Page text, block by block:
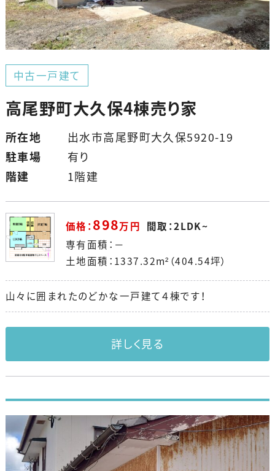
中古一戸建て
高尾野町大久保4棟売り家
所在地
出水市高尾野町大久保5920-19
駐車場
有り
階建
1階建
価格：898万円 間取：2LDK~
専有面積：－
土地面積：1337.32m²（404.54坪）
山々に囲まれたのどかな一戸建て４棟です！
詳しく見る